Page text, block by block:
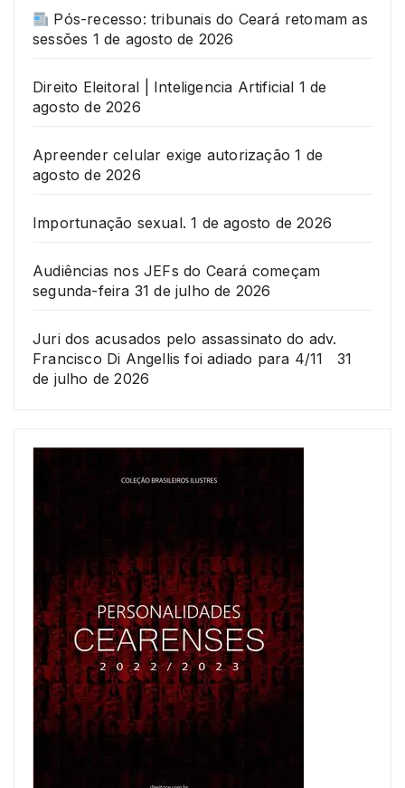
Pós-recesso: tribunais do Ceará retomam as
sessões 1 de agosto de 2026
Direito Eleitoral | Inteligencia Artificial 1 de
agosto de 2026
Apreender celular exige autorização 1 de
agosto de 2026
Importunação sexual. 1 de agosto de 2026
Audiências nos JEFs do Ceará começam
segunda-feira 31 de julho de 2026
Juri dos acusados pelo assassinato do adv.
Francisco Di Angellis foi adiado para 4/11
31
de julho de 2026